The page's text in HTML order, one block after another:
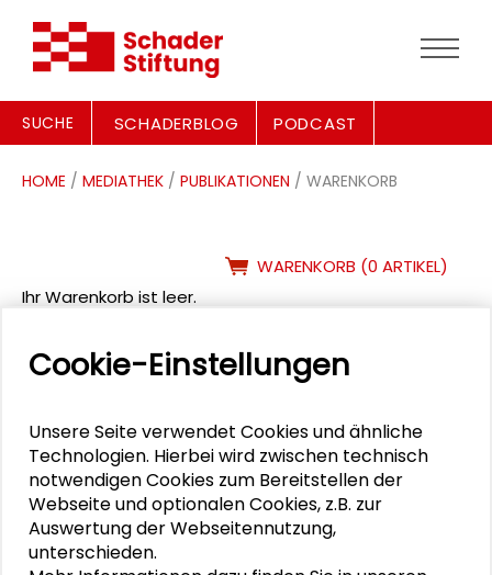
SUCHE SCHADERBLOG PODCAST
HOME / MEDIATHEK / PUBLIKATIONEN / WARENKORB
WARENKORB (0 ARTIKEL)
Ihr Warenkorb ist leer.
© 2026 Schader-Stiftung
Cookie-Einstellungen
Unsere Seite verwendet Cookies und ähnliche
Technologien. Hierbei wird zwischen technisch
notwendigen Cookies zum Bereitstellen der
Webseite und optionalen Cookies, z.B. zur
Auswertung der Webseitennutzung,
unterschieden.